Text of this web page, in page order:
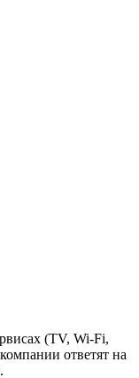
(TV, Wi-Fi,
ответят на